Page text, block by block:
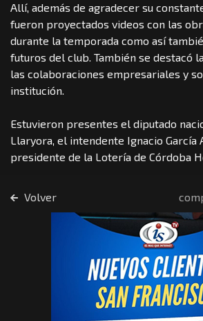
Allí, además de agradecer su
fueron proyectados videos con las
durante la temporada como así
futuros del club. También se destacó
las colaboraciones empresariales y
institución.
Estuvieron presentes el diputado
Llaryora, el intendente Ignacio García
presidente de la Lotería de Córdoba
Volver